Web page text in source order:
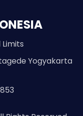
Yogyakarta